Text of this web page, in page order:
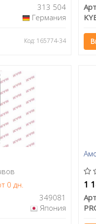
313 504
Германия
Код: 165774-34
0 дн.
349081
Япония
1